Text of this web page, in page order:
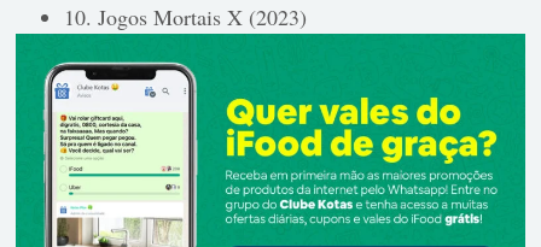
10. Jogos Mortais X (2023)